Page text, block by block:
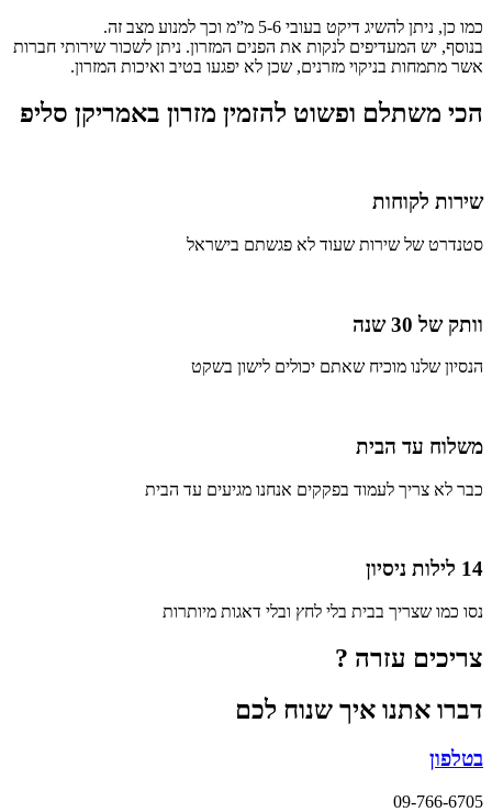
כמו כן, ניתן להשיג דיקט בעובי 5-6 מ”מ וכך למנוע מצב זה.
בנוסף, יש המעדיפים לנקות את הפנים המזרון. ניתן לשכור שירותי חברות
אשר מתמחות בניקוי מזרנים, שכן לא יפגעו בטיב ואיכות המזרון.
הכי משתלם ופשוט להזמין מזרון באמריקן סליפ
שירות לקוחות
סטנדרט של שירות שעוד לא פגשתם בישראל
וותק של 30 שנה
הנסיון שלנו מוכיח שאתם יכולים לישון בשקט
משלוח עד הבית
כבר לא צריך לעמוד בפקקים אנחנו מגיעים עד הבית
14 לילות ניסיון
נסו כמו שצריך בבית בלי לחץ ובלי דאגות מיותרות
צריכים עזרה ?
דברו אתנו איך שנוח לכם
בטלפון
09-766-6705